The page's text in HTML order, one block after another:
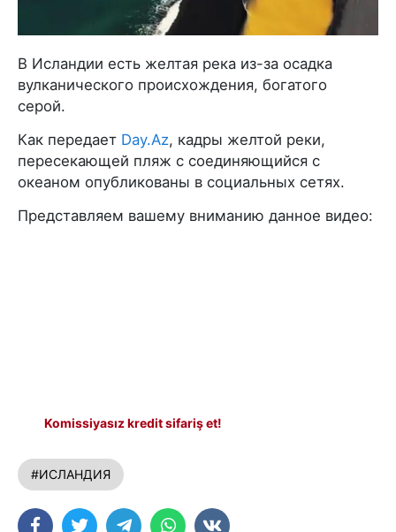
В Исландии есть желтая река из-за осадка
вулканического происхождения, богатого
серой.
Как передает Day.Az, кадры желтой реки,
пересекающей пляж с соединяющийся с
океаном опубликованы в социальных сетях.
Представляем вашему вниманию данное видео:
Komissiyasız kredit sifariş et!
#ИСЛАНДИЯ